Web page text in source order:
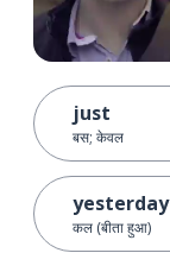
just
बस; केवल
yesterday
कल (बीता हुआ)